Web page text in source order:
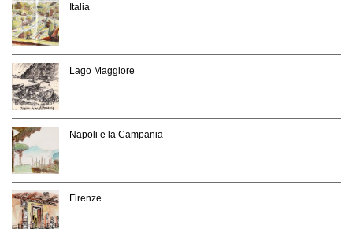
Italia
Lago Maggiore
Napoli e la Campania
Firenze